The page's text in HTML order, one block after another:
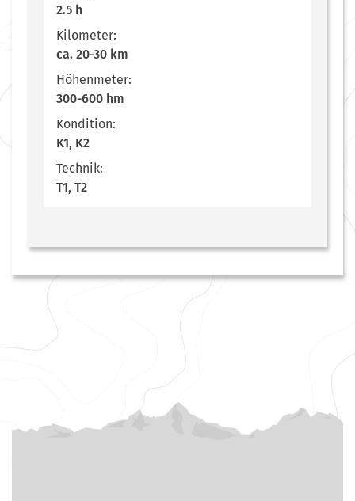
2.5 h
Kilometer:
ca. 20-30 km
Höhenmeter:
300-600 hm
Kondition:
K1, K2
Technik:
T1, T2